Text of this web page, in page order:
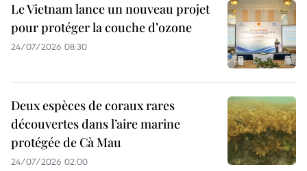
Le Vietnam lance un nouveau projet
pour protéger la couche d’ozone
24/07/2026 08:30
Deux espèces de coraux rares
découvertes dans l’aire marine
protégée de Cà Mau
24/07/2026 02:00